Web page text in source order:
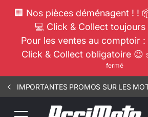
🏢 Nos pièces déménagent ! !
💻 Click & Collect
Pour les ventes au comptoir
Click & Collect obligatoire 😉
fermé